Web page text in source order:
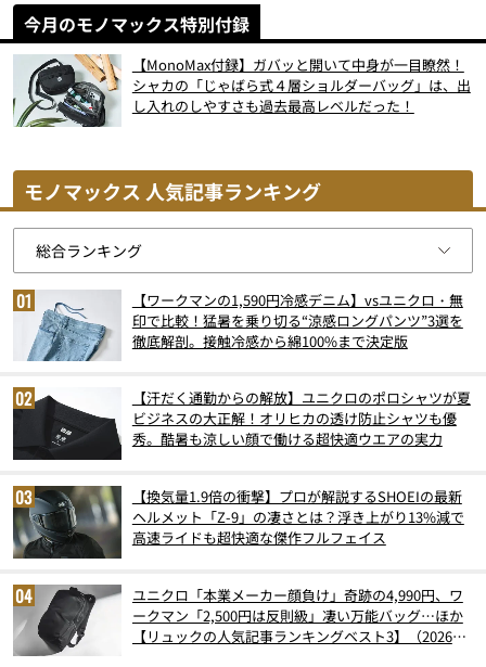
今月のモノマックス特別付録
【MonoMax付録】ガバッと開いて中身が一目瞭然！
シャカの「じゃばら式４層ショルダーバッグ」は、出
し入れのしやすさも過去最高レベルだった！
モノマックス 人気記事ランキング
【ワークマンの1,590円冷感デニム】vsユニクロ・無
印で比較！猛暑を乗り切る“涼感ロングパンツ”3選を
徹底解剖。接触冷感から綿100%まで決定版
【汗だく通勤からの解放】ユニクロのポロシャツが夏
ビジネスの大正解！オリヒカの透け防止シャツも優
秀。酷暑も涼しい顔で働ける超快適ウエアの実力
【換気量1.9倍の衝撃】プロが解説するSHOEIの最新
ヘルメット「Z-9」の凄さとは？浮き上がり13%減で
高速ライドも超快適な傑作フルフェイス
ユニクロ「本業メーカー顔負け」奇跡の4,990円、ワ
ークマン「2,500円は反則級」凄い万能バッグ…ほか
【リュックの人気記事ランキングベスト3】（2026年